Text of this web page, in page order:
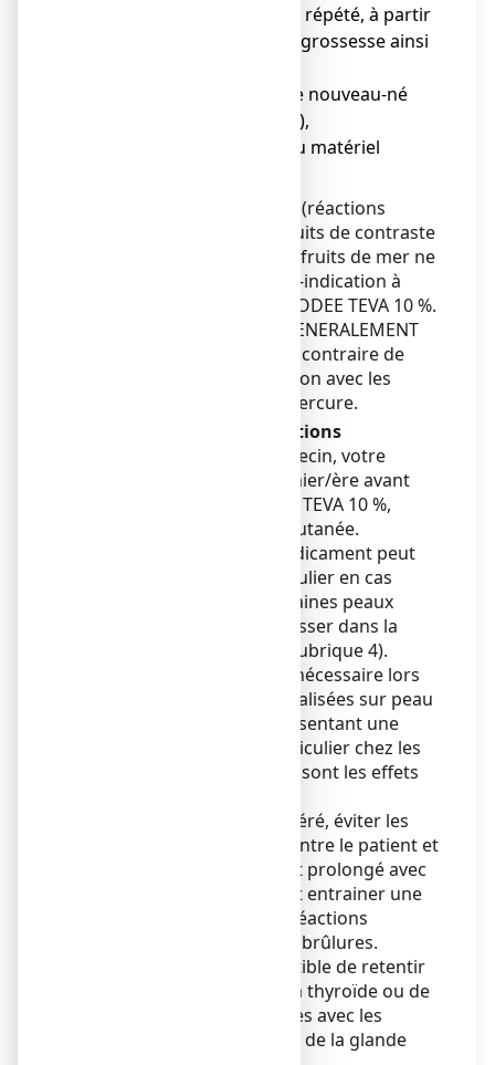
● dans le cas d'un usage répété, à partir
du 2ème trimestre de la grossesse ainsi
● chez le prématuré et le nouveau-né
(âgé de moins de 1 mois),
● pour la désinfection du matériel
Les réactions d'intolérance (réactions
anaphylactoïdes) aux produits de contraste
iodés ou d'anaphylaxie aux fruits de mer ne
constituent pas une contre-indication à
l'utilisation de POVIDONE IODEE TEVA 10 %.
Ce médicament NE DOIT GENERALEMENT
PAS ETRE UTILISE, sauf avis contraire de
votre médecin, en association avec les
antiseptiques dérivés du mercure.
Avertissements et précautions
Adressez-vous à votre médecin, votre
pharmacien ou votre infirmier/ère avant
d’utiliser POVIDONE IODEE TEVA 10 %,
solution pour application cutanée.
L'iode contenu dans ce médicament peut
traverser la peau, en particulier en cas
d'usage répété ou sur certaines peaux
fragiles ou fragilisées et passer dans la
circulation générale ( voir rubrique 4).
Une attention spéciale est nécessaire lors
d’applications régulières réalisées sur peau
lésée chez des patients présentant une
insuffisance rénale, en particulier chez les
grands brûlés (voir « Quels sont les effets
Dans la préparation de l’opéré, éviter les
coulures et la macération entre le patient et
le drap de table. Un contact prolongé avec
la solution non séchée peut entrainer une
irritation et rarement des réactions
cutanées sévères à type de brûlures.
Ce médicament est susceptible de retentir
sur le fonctionnement de la thyroïde ou de
provoquer des interférences avec les
explorations fonctionnelles de la glande